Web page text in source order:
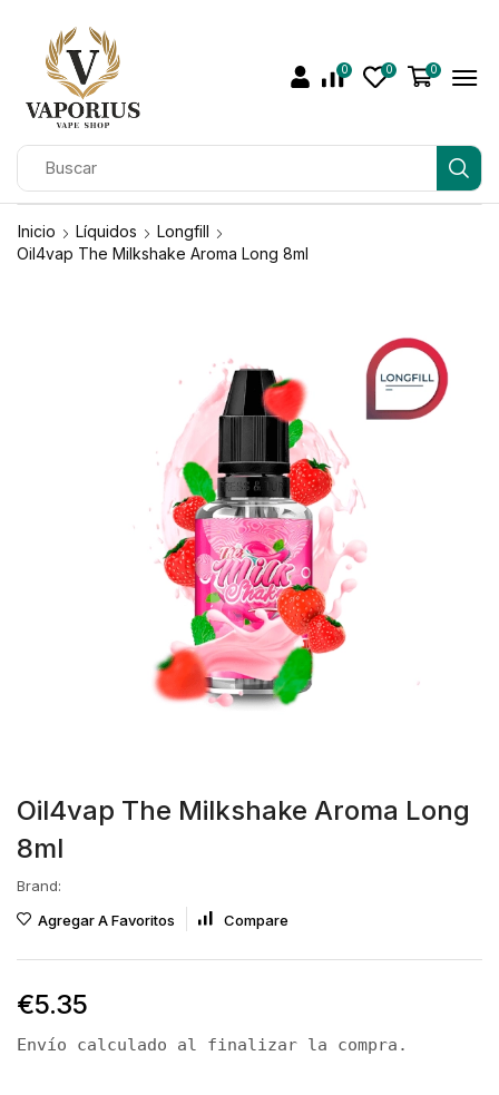
0 0 0
Inicio Líquidos
Longfill
Oil4vap The Milkshake Aroma Long 8ml
Oil4vap The Milkshake Aroma Long
8ml
Brand:
Agregar A Favoritos
Compare
€5.35
Envío calculado al finalizar la compra.